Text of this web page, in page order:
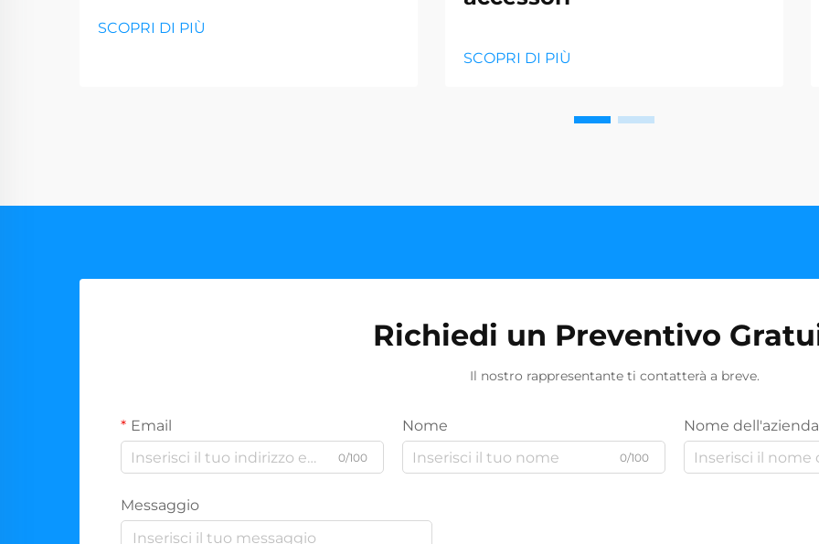
SCOPRI DI PIÙ
SCOPRI DI PIÙ
Richiedi un Preventivo
Il nostro rappresentante ti contatterà a breve.
Email
0/100
Nome
0/100
Nome dell'azienda
Messaggio